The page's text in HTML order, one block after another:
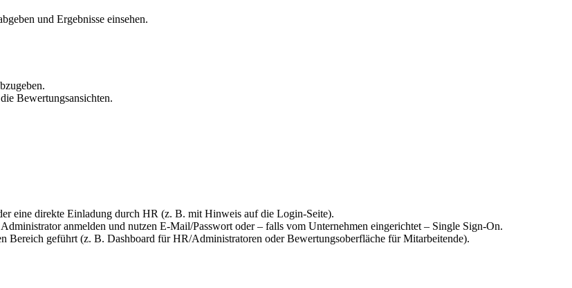
und Ergebnisse einsehen.
Bewertungsansichten.
eine direkte Einladung durch HR (z. B. mit Hinweis auf die Login-Seite).
anmelden und nutzen E-Mail/Passwort oder – falls vom Unternehmen eingerichtet – Single Sign-On.
Bereich geführt (z. B. Dashboard für HR/Administratoren oder Bewertungsoberfläche für Mitarbeitende).